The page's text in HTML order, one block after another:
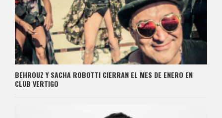
BEHROUZ Y SACHA ROBOTTI CIERRAN EL MES DE ENERO EN
CLUB VERTIGO